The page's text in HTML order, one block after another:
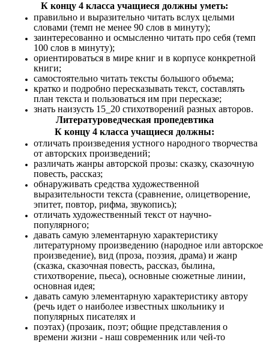
К концу 4 класса учащиеся должны уметь:
правильно и выразительно читать вслух целыми
словами (темп не менее 90 слов в минуту);
заинтересованно и осмысленно читать про себя (темп
100 слов в минуту);
ориентироваться в мире книг и в корпусе конкретной
книги;
самостоятельно читать тексты большого объема;
кратко и подробно пересказывать текст, составлять
план текста и пользоваться им при пересказе;
знать наизусть 15_20 стихотворений разных авторов.
Литературоведческая пропедевтика
К концу 4 класса учащиеся должны:
отличать произведения устного народного творчества
от авторских произведений;
различать жанры авторской прозы: сказку, сказочную
повесть, рассказ;
обнаруживать средства художественной
выразительности текста (сравнение, олицетворение,
эпитет, повтор, рифма, звукопись);
отличать художественный текст от научно-
популярного;
давать самую элементарную характеристику
литературному произведению (народное или авторское
произведение), вид (проза, поэзия, драма) и жанр
(сказка, сказочная повесть, рассказ, былина,
стихотворение, пьеса), основные сюжетные линии,
основная идея;
давать самую элементарную характеристику автору
(речь идет о наиболее известных школьнику и
популярных писателях и
поэтах) (прозаик, поэт; общие представления о
времени жизни - наш современник или чей-то